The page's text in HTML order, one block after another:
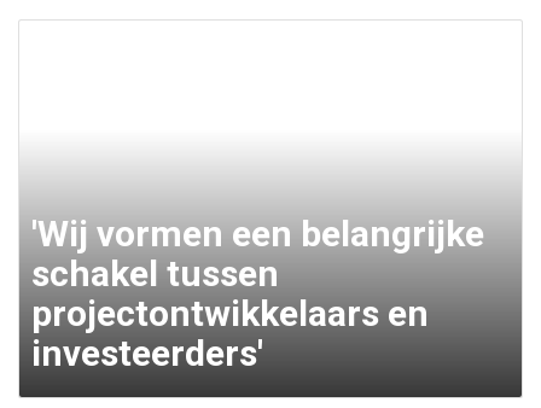
'Wij vormen een belangrijke
schakel tussen
projectontwikkelaars en
investeerders'